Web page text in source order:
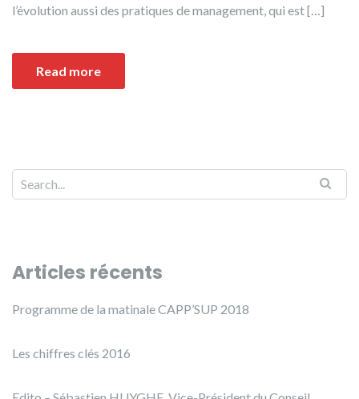
l’évolution aussi des pratiques de management, qui est […]
Read more
Articles récents
Programme de la matinale CAPP’SUP 2018
Les chiffres clés 2016